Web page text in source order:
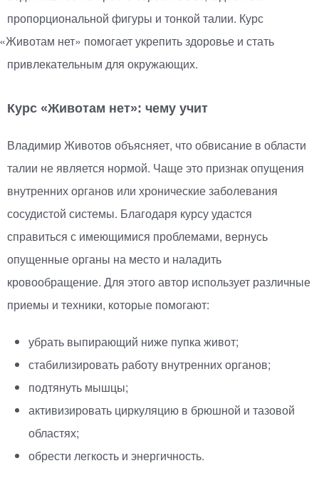
пропорциональной фигуры и тонкой талии. Курс
Животам нет» помогает укрепить здоровье и стать
привлекательным для окружающих.
Курс «Животам нет»: чему учит
Владимир Животов объясняет, что обвисание в области
талии не является нормой. Чаще это признак опущения
внутренних органов или хронические заболевания
сосудистой системы. Благодаря курсу удастся
справиться с имеющимися проблемами, вернусь
опущенные органы на место и наладить
кровообращение. Для этого автор использует различные
приемы и техники, которые помогают:
убрать выпирающий ниже пупка живот;
стабилизировать работу внутренних органов;
подтянуть мышцы;
активизировать циркуляцию в брюшной и тазовой
областях;
обрести легкость и энергичность.